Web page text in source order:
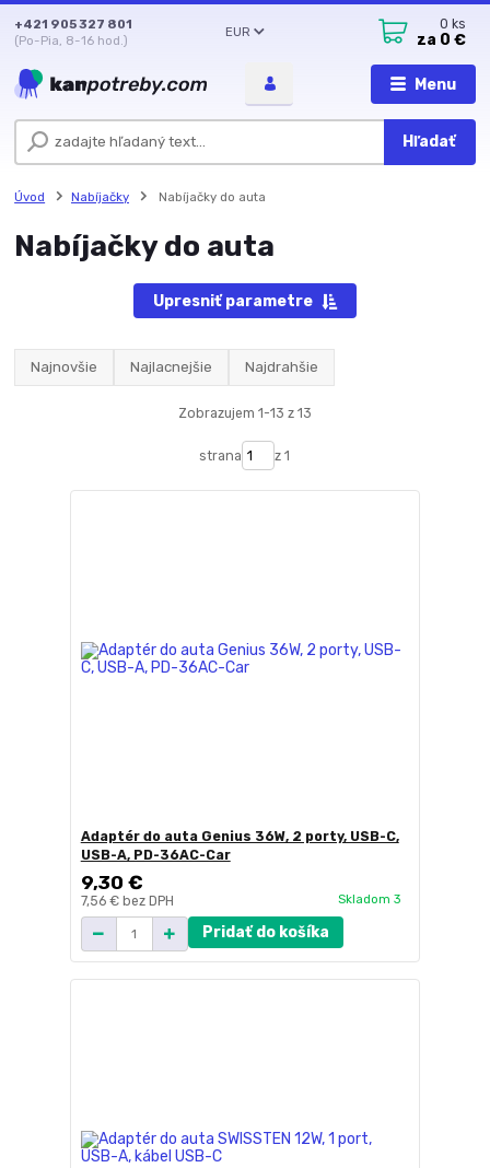
Menu
EUR
Hľadať
+421 905 327 801
(Po-Pia, 8-16 hod.)
0 ks
za 0 €
Úvod Nabíjačky Nabíjačky do auta
Nabíjačky do auta
Upresniť parametre
Najnovšie Najlacnejšie Najdrahšie
Zobrazujem 1-13 z 13
strana z 1
Adaptér do auta Genius 36W, 2 porty, USB-C,
USB-A, PD-36AC-Car
9,30 €
7,56 € bez DPH Skladom 3
Pridať do košíka